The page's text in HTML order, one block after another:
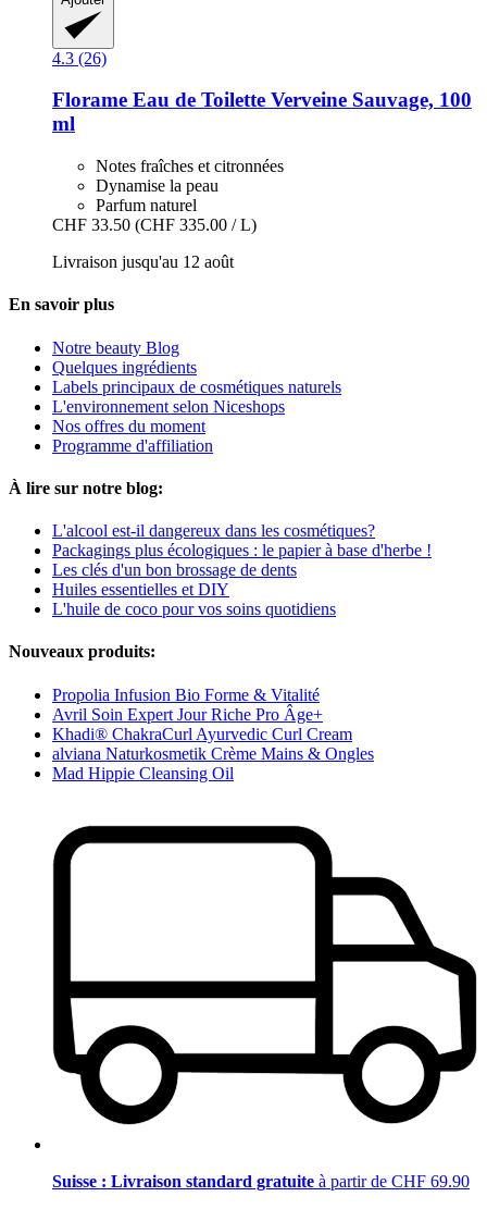
4.3 (26)
Florame Eau de Toilette Verveine Sauvage, 100
ml
Notes fraîches et citronnées
Dynamise la peau
Parfum naturel
CHF 33.50 (CHF 335.00 / L)
Livraison jusqu'au 12 août
En savoir plus
Notre beauty Blog
Quelques ingrédients
Labels principaux de cosmétiques naturels
L'environnement selon Niceshops
Nos offres du moment
Programme d'affiliation
À lire sur notre blog:
L'alcool est-il dangereux dans les cosmétiques?
Packagings plus écologiques : le papier à base d'herbe !
Les clés d'un bon brossage de dents
Huiles essentielles et DIY
L'huile de coco pour vos soins quotidiens
Nouveaux produits:
Propolia Infusion Bio Forme & Vitalité
Avril Soin Expert Jour Riche Pro Âge+
Khadi® ChakraCurl Ayurvedic Curl Cream
alviana Naturkosmetik Crème Mains & Ongles
Mad Hippie Cleansing Oil
Suisse : Livraison standard gratuite à partir de CHF 69.90